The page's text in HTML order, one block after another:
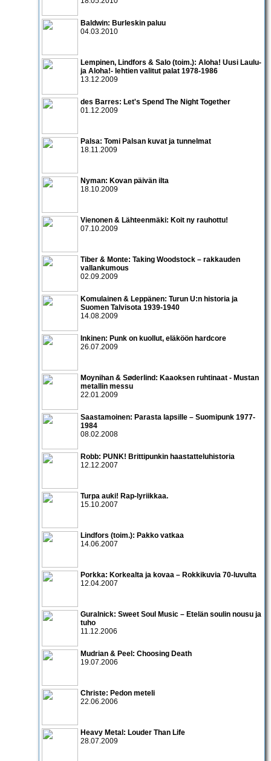
Baldwin: Burleskin paluu
04.03.2010
Lempinen, Lindfors & Salo (toim.): Aloha! Uusi Laulu-
ja Aloha!- lehtien valitut palat 1978-1986
13.12.2009
des Barres: Let's Spend The Night Together
01.12.2009
Palsa: Tomi Palsan kuvat ja tunnelmat
18.11.2009
Nyman: Kovan päivän ilta
18.10.2009
Vienonen & Lähteenmäki: Koit ny rauhottu!
07.10.2009
Tiber & Monte: Taking Woodstock – rakkauden
vallankumous
02.09.2009
Komulainen & Leppänen: Turun U:n historia ja
Suomen Talvisota 1939-1940
14.08.2009
Inkinen: Punk on kuollut, eläköön hardcore
26.07.2009
Moynihan & Søderlind: Kaaoksen ruhtinaat - Mustan
metallin messu
22.01.2009
Saastamoinen: Parasta lapsille – Suomipunk 1977-
1984
08.02.2008
Robb: PUNK! Brittipunkin haastatteluhistoria
12.12.2007
Turpa auki! Rap-lyriikkaa.
15.10.2007
Lindfors (toim.): Pakko vatkaa
14.06.2007
Porkka: Korkealta ja kovaa – Rokkikuvia 70-luvulta
12.04.2007
Guralnick: Sweet Soul Music – Etelän soulin nousu ja
tuho
11.12.2006
Mudrian & Peel: Choosing Death
19.07.2006
Christe: Pedon meteli
22.06.2006
Heavy Metal: Louder Than Life
28.07.2009